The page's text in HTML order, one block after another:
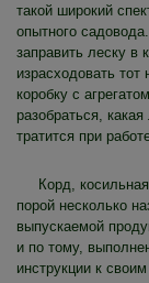
такой широкий
опытного
заправить леску в
израсходовать
коробку с
разобраться,
тратится при
Корд,
порой несколько
выпускаемой
и по тому,
инструкции к